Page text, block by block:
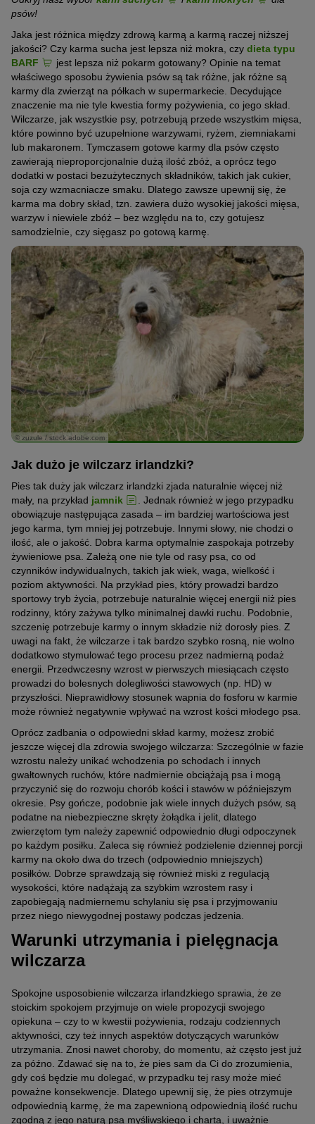
psów!
Jaka jest różnica między zdrową karmą a karmą raczej niższej
jakości? Czy karma sucha jest lepsza niż mokra, czy dieta typu
BARF
jest lepsza niż pokarm gotowany? Opinie na temat
właściwego sposobu żywienia psów są tak różne, jak różne są
karmy dla zwierząt na półkach w supermarkecie. Decydujące
znaczenie ma nie tyle kwestia formy pożywienia, co jego skład.
Wilczarze, jak wszystkie psy, potrzebują przede wszystkim mięsa,
które powinno być uzupełnione warzywami, ryżem, ziemniakami
lub makaronem. Tymczasem gotowe karmy dla psów często
zawierają nieproporcjonalnie dużą ilość zbóż, a oprócz tego
dodatki w postaci bezużytecznych składników, takich jak cukier,
soja czy wzmacniacze smaku. Dlatego zawsze upewnij się, że
karma ma dobry skład, tzn. zawiera dużo wysokiej jakości mięsa,
warzyw i niewiele zbóż – bez względu na to, czy gotujesz
samodzielnie, czy sięgasz po gotową karmę.
© zuzule / stock.adobe.com
Jak dużo je wilczarz irlandzki?
Pies tak duży jak wilczarz irlandzki zjada naturalnie więcej niż
mały, na przykład jamnik
. Jednak również w jego przypadku
obowiązuje następująca zasada – im bardziej wartościowa jest
jego karma, tym mniej jej potrzebuje. Innymi słowy, nie chodzi o
ilość, ale o jakość. Dobra karma optymalnie zaspokaja potrzeby
żywieniowe psa. Zależą one nie tyle od rasy psa, co od
czynników indywidualnych, takich jak wiek, waga, wielkość i
poziom aktywności. Na przykład pies, który prowadzi bardzo
sportowy tryb życia, potrzebuje naturalnie więcej energii niż pies
rodzinny, który zażywa tylko minimalnej dawki ruchu. Podobnie,
szczenię potrzebuje karmy o innym składzie niż dorosły pies. Z
uwagi na fakt, że wilczarze i tak bardzo szybko rosną, nie wolno
dodatkowo stymulować tego procesu przez nadmierną podaż
energii. Przedwczesny wzrost w pierwszych miesiącach często
prowadzi do bolesnych dolegliwości stawowych (np. HD) w
przyszłości. Nieprawidłowy stosunek wapnia do fosforu w karmie
może również negatywnie wpływać na wzrost kości młodego psa.
Oprócz zadbania o odpowiedni skład karmy, możesz zrobić
jeszcze więcej dla zdrowia swojego wilczarza: Szczególnie w fazie
wzrostu należy unikać wchodzenia po schodach i innych
gwałtownych ruchów, które nadmiernie obciążają psa i mogą
przyczynić się do rozwoju chorób kości i stawów w późniejszym
okresie. Psy gończe, podobnie jak wiele innych dużych psów, są
podatne na niebezpieczne skręty żołądka i jelit, dlatego
zwierzętom tym należy zapewnić odpowiednio długi odpoczynek
po każdym posiłku. Zaleca się również podzielenie dziennej porcji
karmy na około dwa do trzech (odpowiednio mniejszych)
posiłków. Dobrze sprawdzają się również miski z regulacją
wysokości, które nadążają za szybkim wzrostem rasy i
zapobiegają nadmiernemu schylaniu się psa i przyjmowaniu
przez niego niewygodnej postawy podczas jedzenia.
Warunki utrzymania i pielęgnacja
wilczarza
Spokojne usposobienie wilczarza irlandzkiego sprawia, że ze
stoickim spokojem przyjmuje on wiele propozycji swojego
opiekuna – czy to w kwestii pożywienia, rodzaju codziennych
aktywności, czy też innych aspektów dotyczących warunków
utrzymania. Znosi nawet choroby, do momentu, aż często jest już
za późno. Zdawać się na to, że pies sam da Ci do zrozumienia,
gdy coś będzie mu dolegać, w przypadku tej rasy może mieć
poważne konsekwencje. Dlatego upewnij się, że pies otrzymuje
odpowiednią karmę, że ma zapewnioną odpowiednią ilość ruchu
zgodną z jego naturą psa myśliwskiego i charta, i uważnie